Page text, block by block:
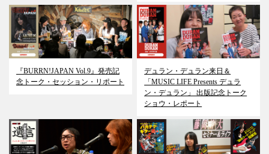
『BURRN!JAPAN Vol.9』発売記
念トーク・セッション・リポート
デュラン・デュラン来日＆
「MUSIC LIFE Presents デュラ
ン・デュラン」 出版記念トーク
ショウ・レポート